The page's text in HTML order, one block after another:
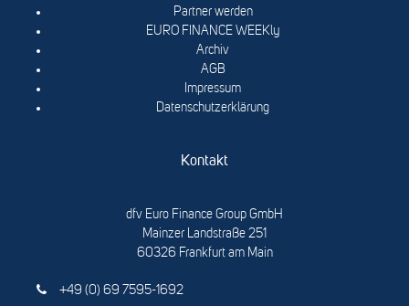
Partner werden
EURO FINANCE WEEKly
Archiv
AGB
Impressum
Datenschutzerklärung
Kontakt
dfv Euro Finance Group GmbH
Mainzer Landstraße 251
60326 Frankfurt am Main
+49 (0) 69 7595-1692